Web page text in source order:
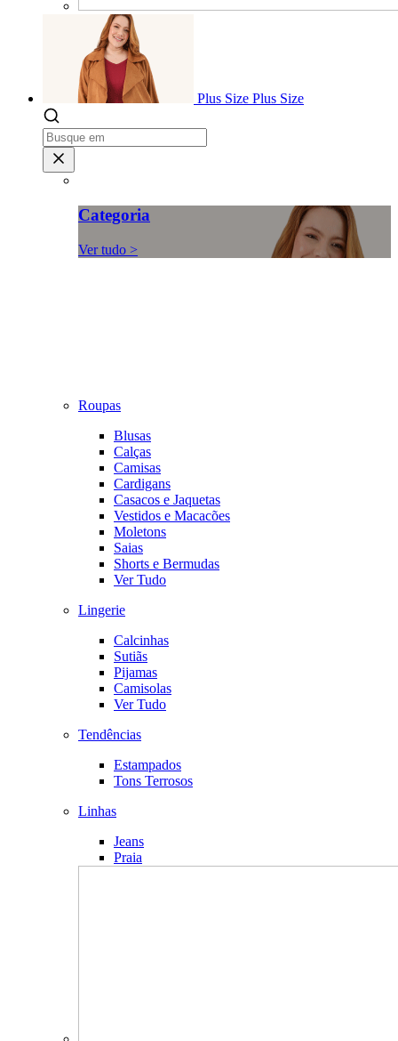
Plus Size Plus Size
Categoria
Ver tudo >
Roupas
Blusas
Calças
Camisas
Cardigans
Casacos e Jaquetas
Vestidos e Macacões
Moletons
Saias
Shorts e Bermudas
Ver Tudo
Lingerie
Calcinhas
Sutiãs
Pijamas
Camisolas
Ver Tudo
Tendências
Estampados
Tons Terrosos
Linhas
Jeans
Praia